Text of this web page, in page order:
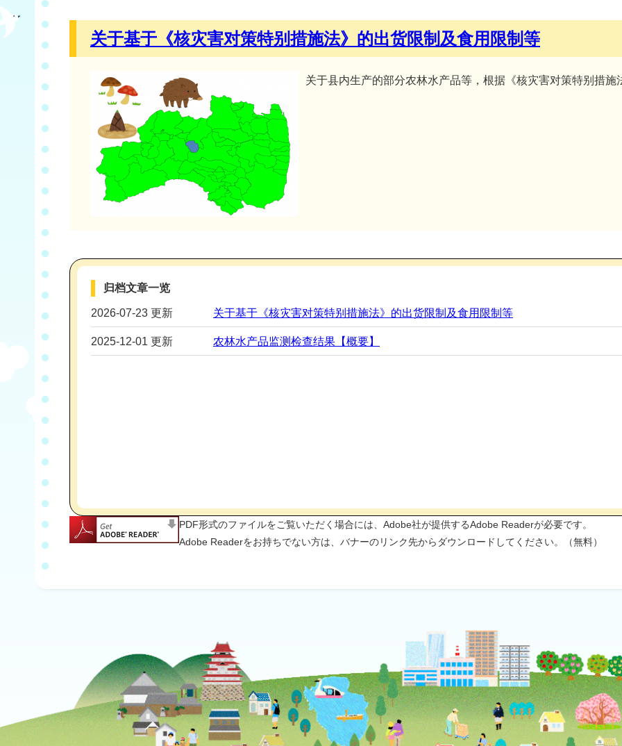
关于基于《核灾害对策特别措施法》的出货限制及食用限制等
关于县内生产的部分农林水产品等，根据《核灾害对策特别措
PDF形式のファイルをご覧いただく場合には、Adobe社が提供するAdobe Readerが必要です。
Adobe Readerをお持ちでない方は、バナーのリンク先からダウンロードしてください。（無料）